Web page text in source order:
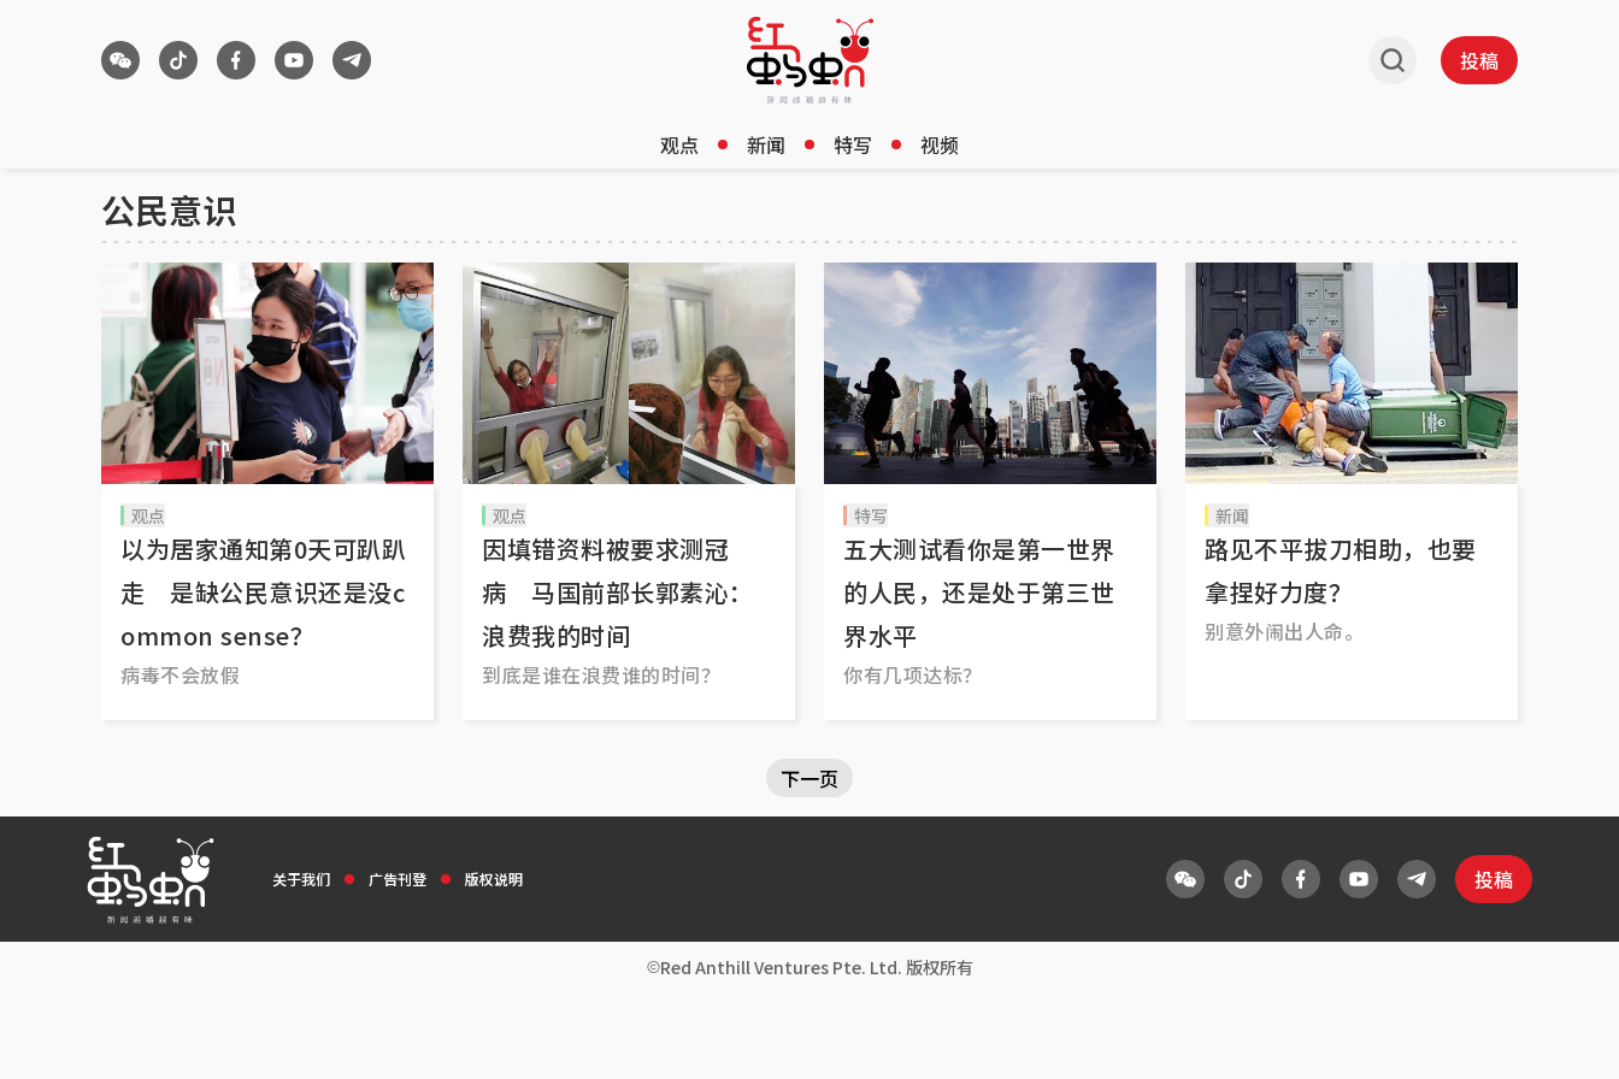
投稿
观点 新闻 特写 视频
公民意识
观点
以为居家通知第0天可趴趴
走 是缺公民意识还是没c
ommon sense？
病毒不会放假
观点
因填错资料被要求测冠
病 马国前部长郭素沁：
浪费我的时间
到底是谁在浪费谁的时间？
特写
五大测试看你是第一世界
的人民，还是处于第三世
界水平
你有几项达标？
新闻
路见不平拔刀相助，也要
拿捏好力度？
别意外闹出人命。
下一页
关于我们 广告刊登 版权说明 投稿
Red Anthill Ventures Pte. Ltd. 版权所有